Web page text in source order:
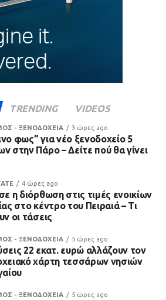
TRENDING VIDEOS
- ΞΕΝΟΔΟΧΕΙΑ 3 ώρες ago
φως” για νέο ξενοδοχείο 5
στην Πάρο – Δείτε πού θα γίνει
4 ώρες ago
η διόρθωση στις τιμές ενοικίων
στο κέντρο του Πειραιά – Τι
οι τάσεις
- ΞΕΝΟΔΟΧΕΙΑ 5 ώρες ago
22 εκατ. ευρώ αλλάζουν τον
χάρτη τεσσάρων νησιών
- ΞΕΝΟΔΟΧΕΙΑ 5 ώρες ago